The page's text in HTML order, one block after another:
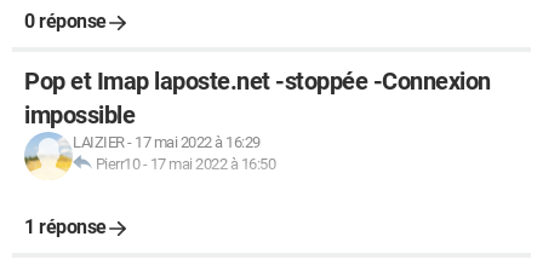
0 réponse
Pop et Imap laposte.net -stoppée -Connexion
impossible
LAIZIER- 17 mai 2022 à 16:29
Pierr10- 17 mai 2022 à 16:50
1 réponse